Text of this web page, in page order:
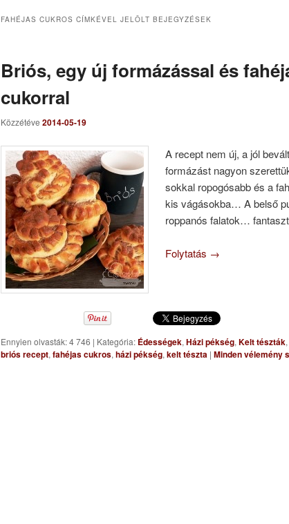
FAHÉJAS CUKROS CÍMKÉVEL JELÖLT BEJEGYZÉSEK
Briós, egy új formázással és
cukorral
Közzétéve 2014-05-19
A recept nem új, a jól bevált
formázást nagyon
sokkal ropogósabb és a
kis vágásokba… A belső
roppanós falatok…
Folytatás →
Ennyien olvasták: 4 746 | Kategória: Édességek, Házi pékség, Kelt tészták,
briós recept, fahéjas cukros, házi pékség, kelt tészta | Minden vélemény